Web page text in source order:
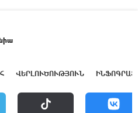
ՎԵՐԼՈՒԾՈՒԹՅՈՒՆ